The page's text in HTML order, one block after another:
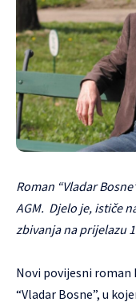
Roman “Vladar
AGM. Djelo je, ističe
zbivanja na prijelazu
Novi povijesni
“Vladar Bosne”, u